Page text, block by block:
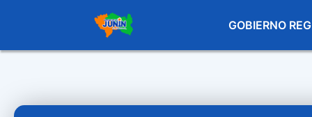
GOBIERNO